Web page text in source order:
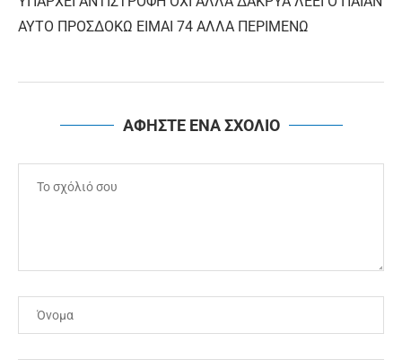
ΑΥΤΟ ΠΡΟΣΔΟΚΩ ΕΙΜΑΙ 74 ΑΛΛΑ ΠΕΡΙΜΕΝΩ
ΑΦΗΣΤΕ ΕΝΑ ΣΧΟΛΙΟ